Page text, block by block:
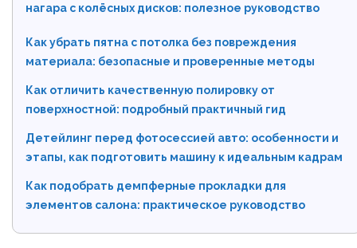
нагара с колёсных дисков: полезное руководство
Как убрать пятна с потолка без повреждения
материала: безопасные и проверенные методы
Как отличить качественную полировку от
поверхностной: подробный практичный гид
Детейлинг перед фотосессией авто: особенности и
этапы, как подготовить машину к идеальным кадрам
Как подобрать демпферные прокладки для
элементов салона: практическое руководство